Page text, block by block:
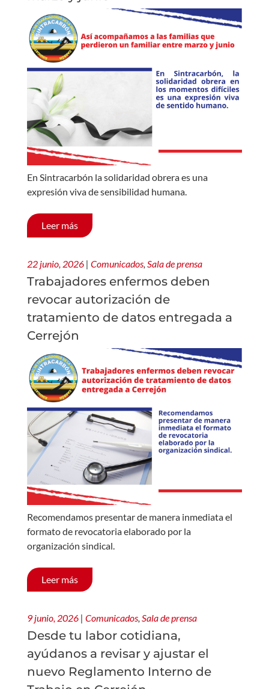
En Sintracarbón la solidaridad obrera es una
expresión viva de sensibilidad humana.
Leer más
22 junio, 2026 | Comunicados, Sala de prensa
Trabajadores enfermos deben
revocar autorización de
tratamiento de datos entregada a
Cerrejón
Recomendamos presentar de manera inmediata el
formato de revocatoria elaborado por la
organización sindical.
Leer más
9 junio, 2026 | Comunicados, Sala de prensa
Desde tu labor cotidiana,
ayúdanos a revisar y ajustar el
nuevo Reglamento Interno de